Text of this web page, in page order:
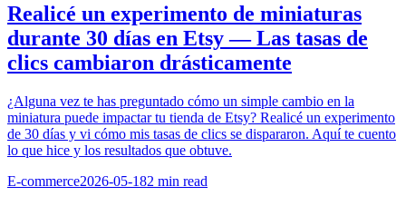
Realicé un experimento de miniaturas
durante 30 días en Etsy — Las tasas de
clics cambiaron drásticamente
¿Alguna vez te has preguntado cómo un simple cambio en la
miniatura puede impactar tu tienda de Etsy? Realicé un experimento
de 30 días y vi cómo mis tasas de clics se dispararon. Aquí te cuento
lo que hice y los resultados que obtuve.
E-commerce2026-05-182 min read